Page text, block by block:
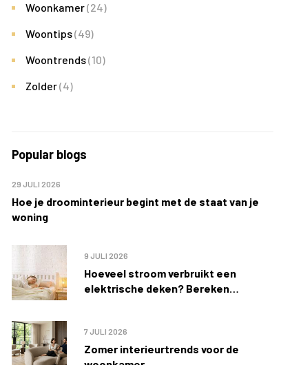
Woonkamer(24)
Woontips(49)
Woontrends(10)
Zolder(4)
Popular blogs
Hoe je droominterieur begint met de staat van je
woning
29 JULI 2026
Hoeveel stroom verbruikt een
elektrische deken? Bereken
9 JULI 2026
Zomer interieurtrends voor de
7 JULI 2026